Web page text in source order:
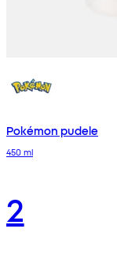
Pokémon pudele
450 ml
2